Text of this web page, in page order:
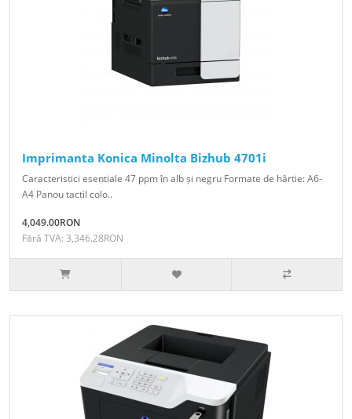
Imprimanta Konica Minolta Bizhub 4701i
Caracteristici esentiale 47 ppm în alb și negru Formate de hârtie: A6-
A4 Panou tactil colo..
4,049.00RON
Fără TVA: 3,346.28RON